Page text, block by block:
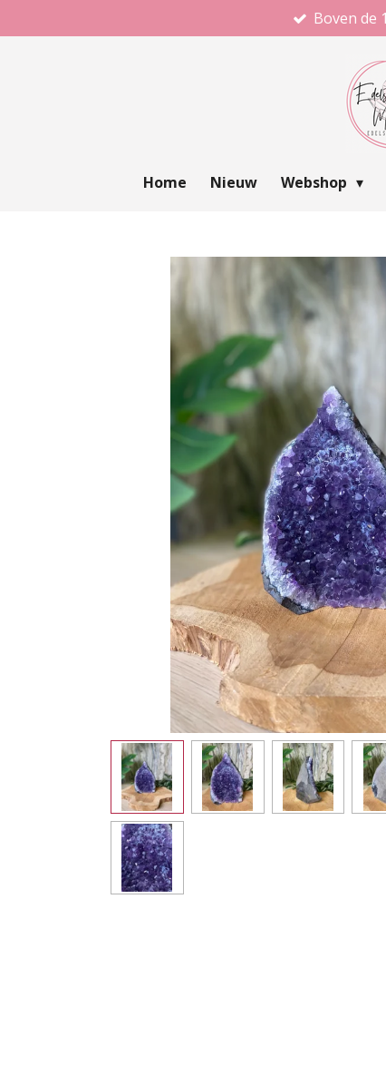
direct
Boven de
Home Nieuw Webshop